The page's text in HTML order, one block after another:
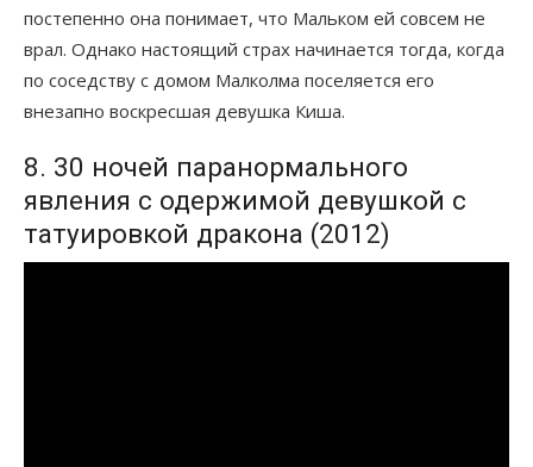
постепенно она понимает, что Мальком ей совсем не
врал. Однако настоящий страх начинается тогда, когда
по соседству с домом Малколма поселяется его
внезапно воскресшая девушка Киша.
8. 30 ночей паранормального
явления с одержимой девушкой с
татуировкой дракона (2012)